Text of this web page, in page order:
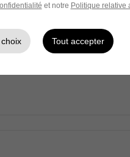
et notre Politique relative
Tout accepter